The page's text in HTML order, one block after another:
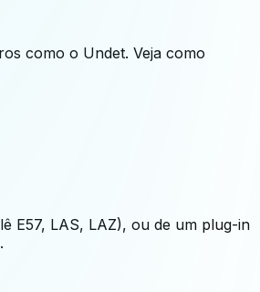
como o Undet. Veja como
E57, LAS, LAZ), ou de um plug-in